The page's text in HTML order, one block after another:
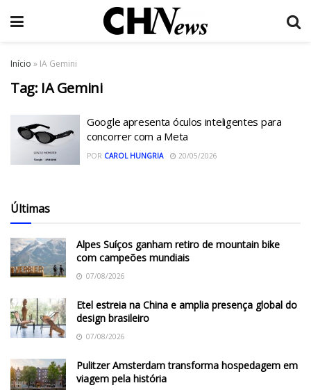
Início » IA Gemini
Tag: IA Gemini
Google apresenta óculos inteligentes para
concorrer com a Meta
POR CAROL HUNGRIA 20/05/2026
Últimas
Alpes Suíços ganham retiro de mountain bike
com campeões mundiais
07/08/2026
Etel estreia na China e amplia presença global do
design brasileiro
07/08/2026
Pulitzer Amsterdam transforma hospedagem em
viagem pela história